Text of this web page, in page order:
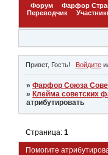
Форум Фарфор
Переводчик
Привет, Гость! Войдите
»Фарфор Союза
» Клейма советских
атрибутировать
Помогите
Страница:1